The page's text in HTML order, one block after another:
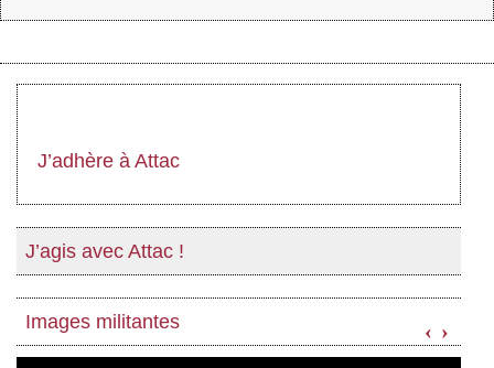
J’adhère à Attac
J’agis avec Attac !
Images militantes ‹ ›